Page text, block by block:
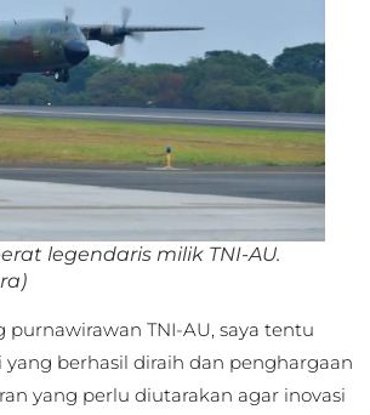
legendaris milik TNI-AU.
TNI-AU, saya tentu
yang berhasil diraih dan penghargaan
yang perlu diutarakan agar inovasi